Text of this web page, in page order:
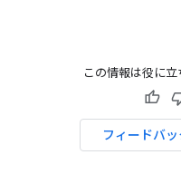
この情報は役に立
フィードバ